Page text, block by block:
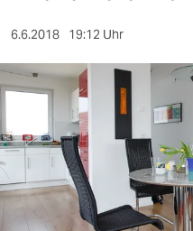
sport
berlin
nord
wahrheit
verlag
6.6.2018 19:12 Uhr